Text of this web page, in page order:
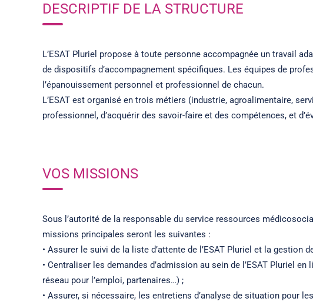
DESCRIPTIF DE LA STRUCTURE
L’ESAT Pluriel propose à toute personne accompagnée un travail
de dispositifs d’accompagnement spécifiques. Les équipes de
l’épanouissement personnel et professionnel de chacun.
L’ESAT est organisé en trois métiers (industrie, agroalimentaire,
professionnel, d’acquérir des savoir-faire et des compétences, et
VOS MISSIONS
Sous l’autorité de la responsable du service ressources
missions principales seront les suivantes :
• Assurer le suivi de la liste d’attente de l’ESAT Pluriel et la gestion
• Centraliser les demandes d’admission au sein de l’ESAT Pluriel
réseau pour l’emploi, partenaires…) ;
• Assurer, si nécessaire, les entretiens d’analyse de situation pour